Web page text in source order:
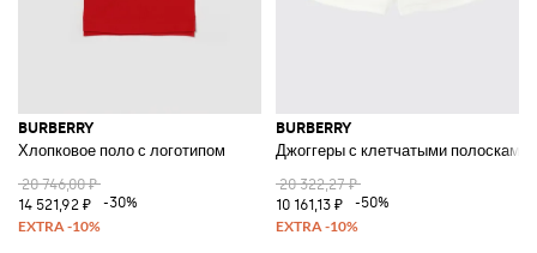
BURBERRY
Хлопковое поло с логотипом
20 746,00 ₽
14 521,92 ₽
-30%
BURBERRY
Джоггеры с клетчатыми полосками
20 322,27 ₽
10 161,13 ₽
-50%